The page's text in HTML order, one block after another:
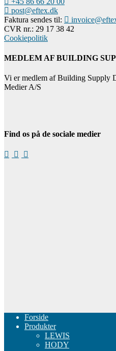
post@eftex.dk
Faktura sendes til:
CVR nr.: 29 17 38 42
Cookiepolitik
MEDLEM AF BUILDING
Vi er medlem af Building Supply
Medier A/S
Find os på de sociale medier
Forside
Produkter
LEWIS
HODY